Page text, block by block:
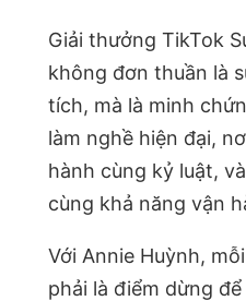
Giải thưởng TikTok
không đơn thuần là
tích, mà là minh
làm nghề hiện đại,
hành cùng kỷ luật,
cùng khả năng vận
Với Annie Huỳnh,
phải là điểm dừng